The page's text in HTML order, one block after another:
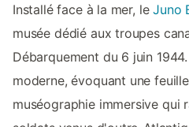
Installé face à la mer, leJuno
musée dédié aux troupes
Débarquement du 6 juin
moderne, évoquant une
muséographie immersive qui